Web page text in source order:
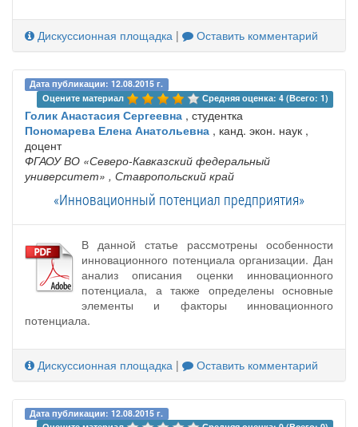
Дискуссионная площадка | Оставить комментарий
Дата публикации: 12.08.2015 г.
Оцените материал
Средняя оценка: 4 (Всего: 1)
Голик Анастасия Сергеевна , студентка
Пономарева Елена Анатольевна , канд. экон. наук ,
доцент
ФГАОУ ВО «Северо-Кавказский федеральный
университет» , Ставропольский край
«Инновационный потенциал предприятия»
В данной статье рассмотрены особенности
инновационного потенциала организации. Дан
анализ описания оценки инновационного
потенциала, а также определены основные
элементы и факторы инновационного
потенциала.
Дискуссионная площадка | Оставить комментарий
Дата публикации: 12.08.2015 г.